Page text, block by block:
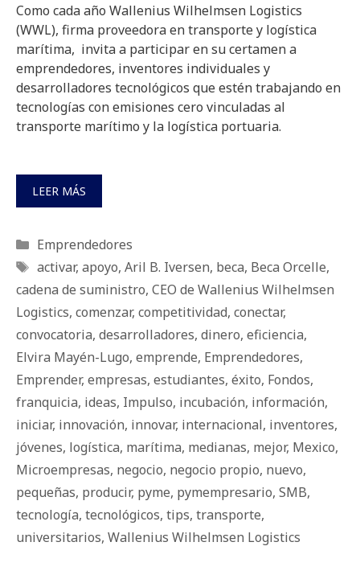
Como cada año Wallenius Wilhelmsen Logistics
(WWL), firma proveedora en transporte y logística
marítima, invita a participar en su certamen a
emprendedores, inventores individuales y
desarrolladores tecnológicos que estén trabajando en
tecnologías con emisiones cero vinculadas al
transporte marítimo y la logística portuaria.
LEER MÁS
Categorías
Emprendedores
Etiquetas
activar, apoyo, Aril B. Iversen, beca, Beca Orcelle,
cadena de suministro, CEO de Wallenius Wilhelmsen
Logistics, comenzar, competitividad, conectar,
convocatoria, desarrolladores, dinero, eficiencia,
Elvira Mayén-Lugo, emprende, Emprendedores,
Emprender, empresas, estudiantes, éxito, Fondos,
franquicia, ideas, Impulso, incubación, información,
iniciar, innovación, innovar, internacional, inventores,
jóvenes, logística, marítima, medianas, mejor, Mexico,
Microempresas, negocio, negocio propio, nuevo,
pequeñas, producir, pyme, pymempresario, SMB,
tecnología, tecnológicos, tips, transporte,
universitarios, Wallenius Wilhelmsen Logistics